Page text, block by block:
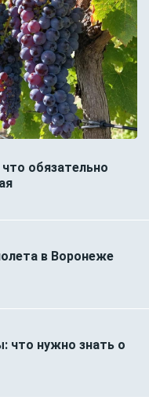
обязательно
в Воронеже
что нужно знать о